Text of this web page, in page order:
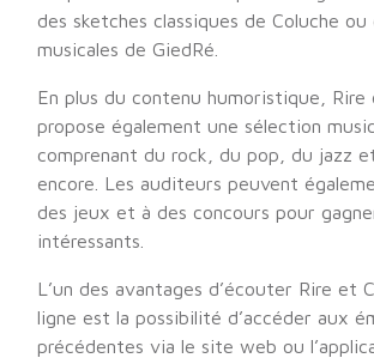
des sketches classiques de Coluche ou
musicales de GiedRé.
En plus du contenu humoristique, Rire
propose également une sélection
comprenant du rock, du pop, du jazz
encore. Les auditeurs peuvent
des jeux et à des concours pour
intéressants.
L’un des avantages d’écouter Rire et
ligne est la possibilité d’accéder aux
précédentes via le site web ou